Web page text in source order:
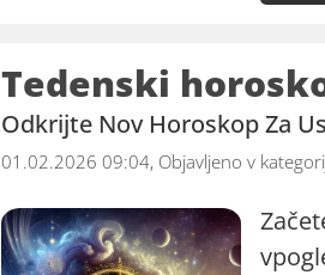
Tedenski
Odkrijte Nov Horoskop Za
01.02.2026 09:04, Objavljeno v